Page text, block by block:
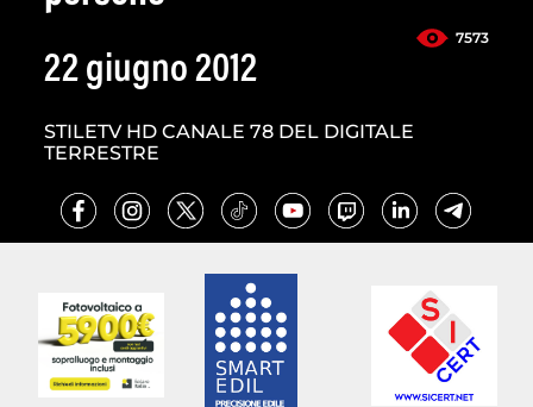
7573
22 giugno 2012
STILETV HD CANALE 78 DEL DIGITALE
TERRESTRE